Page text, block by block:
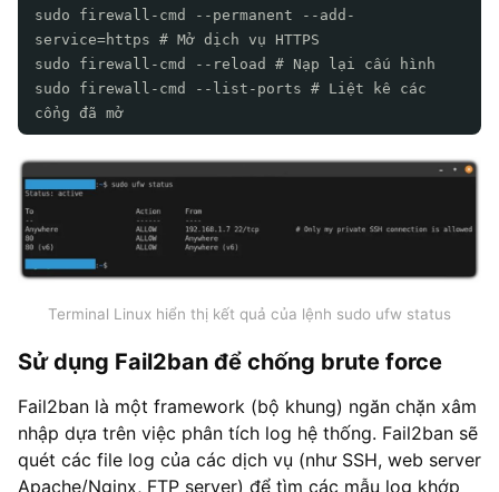
sudo firewall-cmd --permanent --add-
service=https # Mở dịch vụ HTTPS
sudo firewall-cmd --reload # Nạp lại cấu hình
sudo firewall-cmd --list-ports # Liệt kê các
cổng đã mở
Terminal Linux hiển thị kết quả của lệnh sudo ufw status
Sử dụng Fail2ban để chống brute force
Fail2ban là một framework (bộ khung) ngăn chặn xâm
nhập dựa trên việc phân tích log hệ thống. Fail2ban sẽ
quét các file log của các dịch vụ (như SSH, web server
Apache/Nginx, FTP server) để tìm các mẫu log khớp